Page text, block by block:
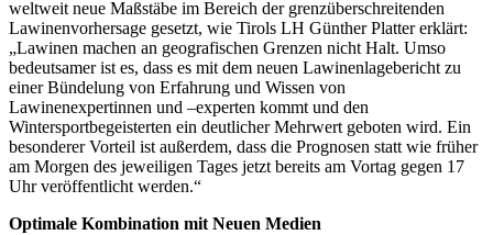
weltweit neue Maßstäbe im Bereich der grenzüberschreitenden
Lawinenvorhersage gesetzt, wie Tirols LH Günther Platter erklärt:
„Lawinen machen an geografischen Grenzen nicht Halt. Umso
bedeutsamer ist es, dass es mit dem neuen Lawinenlagebericht zu
einer Bündelung von Erfahrung und Wissen von
Lawinenexpertinnen und –experten kommt und den
Wintersportbegeisterten ein deutlicher Mehrwert geboten wird. Ein
besonderer Vorteil ist außerdem, dass die Prognosen statt wie früher
am Morgen des jeweiligen Tages jetzt bereits am Vortag gegen 17
Uhr veröffentlicht werden.“
Optimale Kombination mit Neuen Medien